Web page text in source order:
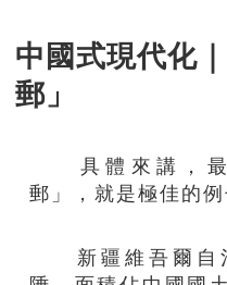
中國式現代化
郵」
具體來講，最
郵」，就是極佳的例
新疆維吾爾自